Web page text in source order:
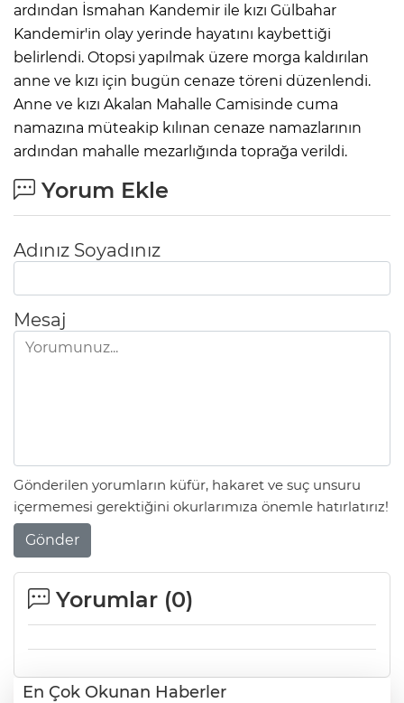
ardından İsmahan Kandemir ile kızı Gülbahar
Kandemir'in olay yerinde hayatını kaybettiği
belirlendi. Otopsi yapılmak üzere morga kaldırılan
anne ve kızı için bugün cenaze töreni düzenlendi.
Anne ve kızı Akalan Mahalle Camisinde cuma
namazına müteakip kılınan cenaze namazlarının
ardından mahalle mezarlığında toprağa verildi.
Yorum Ekle
Adınız Soyadınız
Mesaj
Gönderilen yorumların küfür, hakaret ve suç unsuru
içermemesi gerektiğini okurlarımıza önemle hatırlatırız!
Gönder
Yorumlar (0)
En Çok Okunan Haberler